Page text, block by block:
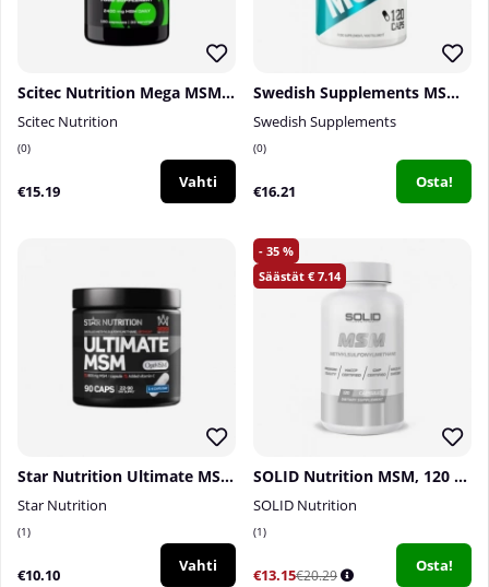
Scitec Nutrition Mega MSM, 100 caps
Scitec Nutrition
0
€15.19 Vahti
Swedish Supplements MSM+, 120 caps
Swedish Supplements
0
€16.21 Osta!
Star Nutrition Ultimate MSM, 90 caps
Star Nutrition
1
€10.10 Vahti
35
7.14
SOLID Nutrition MSM, 120 caps
SOLID Nutrition
1
€13.15€20.29
Osta!